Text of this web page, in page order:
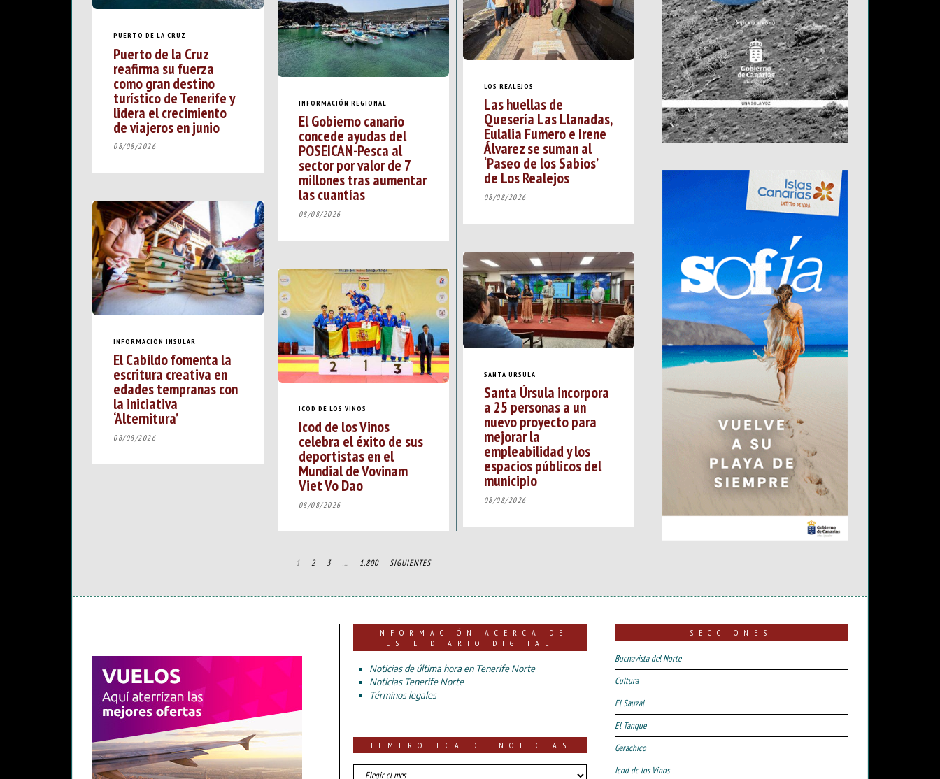
PUERTO DE LA CRUZ
Puerto de la Cruz
reafirma su fuerza
como gran destino
turístico de Tenerife y
lidera el crecimiento
de viajeros en junio
08/08/2026
LOS REALEJOS
Las huellas de
Quesería Las Llanadas,
Eulalia Fumero e Irene
Álvarez se suman al
‘Paseo de los Sabios’
de Los Realejos
08/08/2026
INFORMACIÓN REGIONAL
El Gobierno canario
concede ayudas del
POSEICAN-Pesca al
sector por valor de 7
millones tras aumentar
las cuantías
08/08/2026
INFORMACIÓN INSULAR
El Cabildo fomenta la
escritura creativa en
edades tempranas con
la iniciativa
‘Alternitura’
08/08/2026
SANTA ÚRSULA
Santa Úrsula incorpora
a 25 personas a un
nuevo proyecto para
mejorar la
empleabilidad y los
espacios públicos del
municipio
08/08/2026
ICOD DE LOS VINOS
Icod de los Vinos
celebra el éxito de sus
deportistas en el
Mundial de Vovinam
Viet Vo Dao
08/08/2026
1 2 3 1.800 SIGUIENTES
INFORMACIÓN ACERCA DE
ESTE DIARIO DIGITAL
Noticias de última hora en Tenerife Norte
Noticias Tenerife Norte
Términos legales
HEMEROTECA DE NOTICIAS
HEMEROTECA
SECCIONES
Buenavista del Norte
Cultura
El Sauzal
El Tanque
Garachico
Icod de los Vinos